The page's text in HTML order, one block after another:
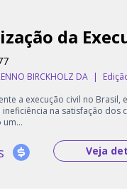
da
BIRCKHOLZ DA |
a execução civil no
na satisfação dos
Veja